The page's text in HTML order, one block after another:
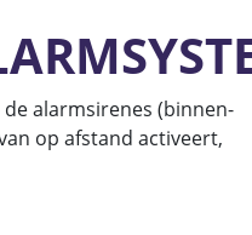
alarmsirenes (binnen-
op afstand activeert,